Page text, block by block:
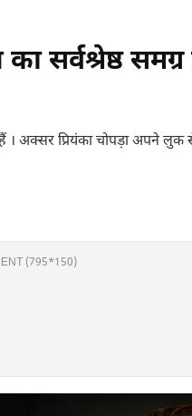
सर्वश्रेष्ठ
। अक्सर प्रियंका चोपड़ा अपने
(795*150)